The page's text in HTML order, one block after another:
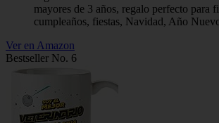
mayores de 3 años, regalo perfecto para
cumpleaños, fiestas, Navidad, Año
Ver en Amazon
Bestseller No. 6